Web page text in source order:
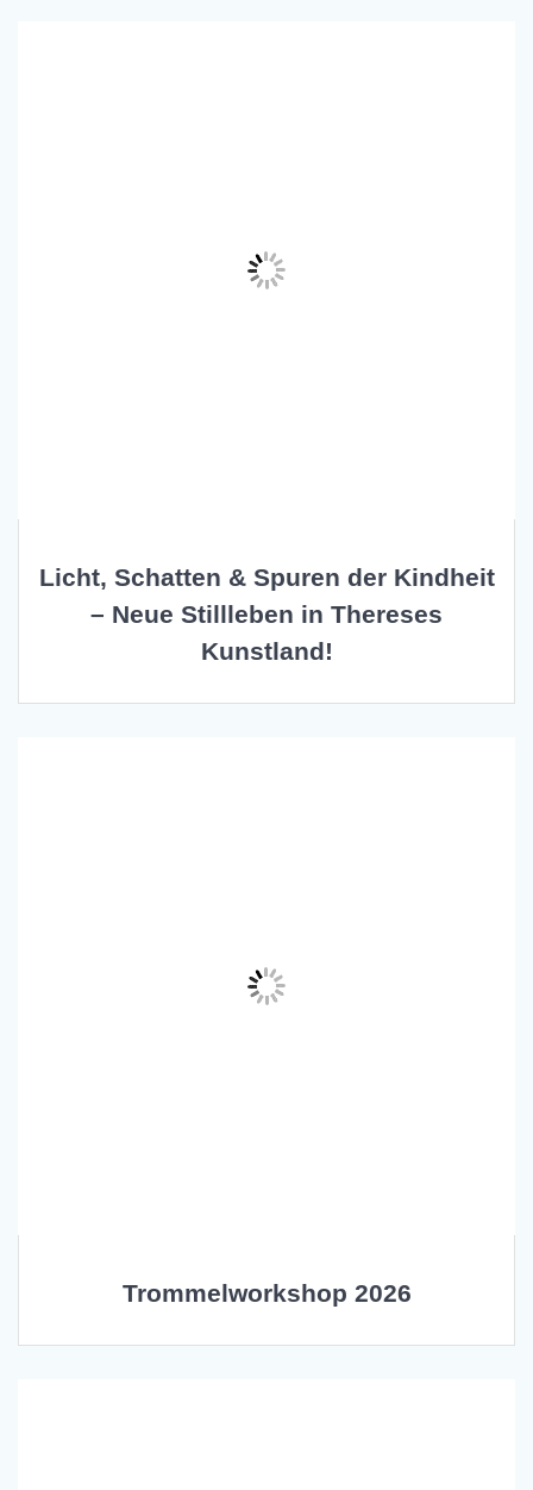
Licht, Schatten & Spuren der Kindheit
– Neue Stillleben in Thereses
Kunstland!
Trommelworkshop 2026